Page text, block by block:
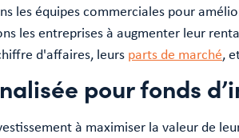
les équipes commerciales pour
les entreprises à augmenter leur
d'affaires, leurs parts de marché,
pour fonds
à maximiser la valeur de